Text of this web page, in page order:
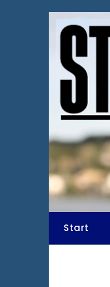
Start